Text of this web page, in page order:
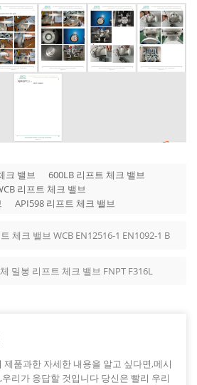
크 밸브
600LB 리프트 체크 밸브
리프트 체크 밸브
API598 리프트 체크 밸브
체크 밸브 WCB EN12516-1 EN1092-1 B
밀봉 리프트 체크 밸브 FNPT F316L
품과한 자세한 내용을 알고 싶다면,메시
리가 응답할 것입니다 당신은 빨리 우리